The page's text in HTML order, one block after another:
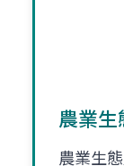
農業生
農業生